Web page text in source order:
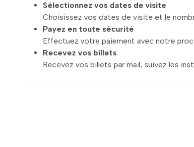
Sélectionnez vos dates de visite
Choisissez vos dates de visite et le
Payez en toute sécurité
Effectuez votre paiement avec notre
Recevez vos billets
Recevez vos billets par mail, suivez les